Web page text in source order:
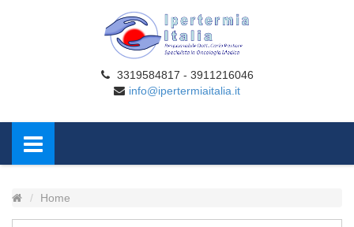
3319584817 - 3911216046
info@ipertermiaitalia.it
Home